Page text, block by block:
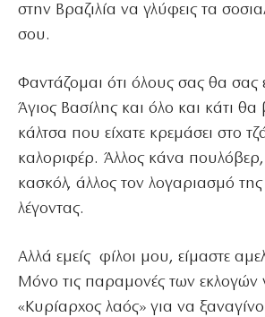
στην Βραζιλία να γλύφεις τα
σου.
Φαντάζομαι ότι όλους σας θα σας
Άγιος Βασίλης και όλο και κάτι
κάλτσα που είχατε κρεμάσει στο
καλοριφέρ. Άλλος κάνα
κασκόλ, άλλος τον λογαριασμό
λέγοντας.
Αλλά εμείς φίλοι μου, είμαστε
Μόνο τις παραμονές των εκλογών
«Κυρίαρχος λαός» για να